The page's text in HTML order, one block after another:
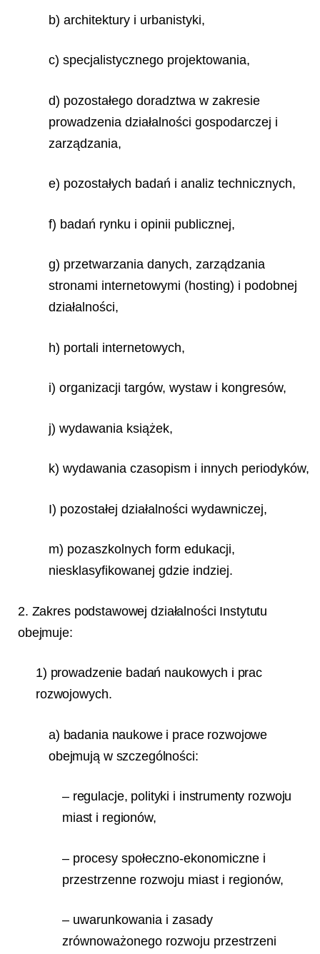
b) architektury i urbanistyki,
c) specjalistycznego projektowania,
d) pozostałego doradztwa w zakresie
prowadzenia działalności gospodarczej i
zarządzania,
e) pozostałych badań i analiz technicznych,
f) badań rynku i opinii publicznej,
g) przetwarzania danych, zarządzania
stronami internetowymi (hosting) i podobnej
działalności,
h) portali internetowych,
i) organizacji targów, wystaw i kongresów,
j) wydawania książek,
k) wydawania czasopism i innych periodyków,
I) pozostałej działalności wydawniczej,
m) pozaszkolnych form edukacji,
niesklasyfikowanej gdzie indziej.
2. Zakres podstawowej działalności Instytutu
obejmuje:
1) prowadzenie badań naukowych i prac
rozwojowych.
a) badania naukowe i prace rozwojowe
obejmują w szczególności:
– regulacje, polityki i instrumenty rozwoju
miast i regionów,
– procesy społeczno-ekonomiczne i
przestrzenne rozwoju miast i regionów,
– uwarunkowania i zasady
zrównoważonego rozwoju przestrzeni